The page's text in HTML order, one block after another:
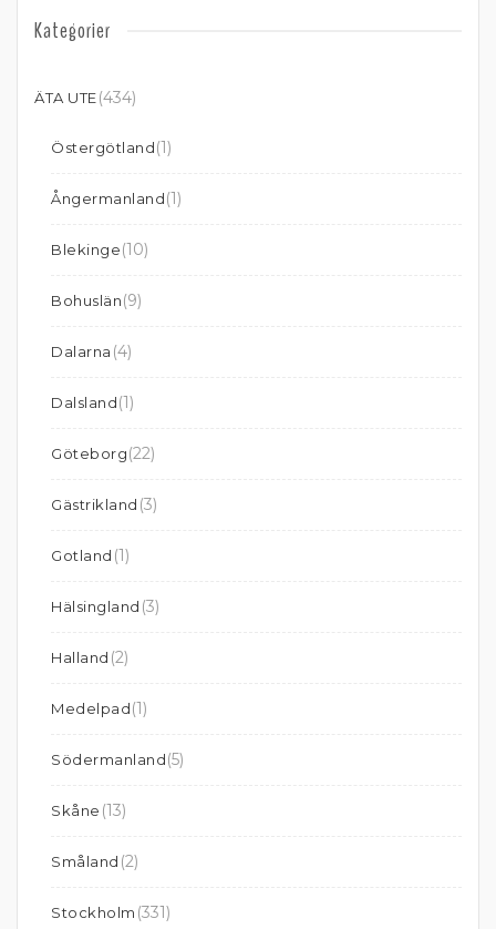
Kategorier
ÄTA UTE(434)
Östergötland(1)
Ångermanland(1)
Blekinge(10)
Bohuslän(9)
Dalarna (4)
Dalsland(1)
Göteborg(22)
Gästrikland (3)
Gotland (1)
Hälsingland (3)
Halland (2)
Medelpad(1)
Södermanland(5)
Skåne (13)
Småland (2)
Stockholm (331)